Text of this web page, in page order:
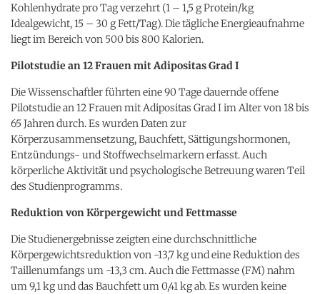
Kohlenhydrate pro Tag verzehrt (1 – 1,5 g Protein/kg
Idealgewicht, 15 – 30 g Fett/Tag). Die tägliche Energieaufnahme
liegt im Bereich von 500 bis 800 Kalorien.
Pilotstudie an 12 Frauen mit Adipositas Grad I
Die Wissenschaftler führten eine 90 Tage dauernde offene
Pilotstudie an 12 Frauen mit Adipositas Grad I im Alter von 18 bis
65 Jahren durch. Es wurden Daten zur
Körperzusammensetzung, Bauchfett, Sättigungshormonen,
Entzündungs- und Stoffwechselmarkern erfasst. Auch
körperliche Aktivität und psychologische Betreuung waren Teil
des Studienprogramms.
Reduktion vonKörpergewicht und Fettmasse
Die Studienergebnisse zeigten eine durchschnittliche
Körpergewichtsreduktion von -13,7 kg und eine Reduktion des
Taillenumfangs um -13,3 cm. Auch die Fettmasse (FM) nahm
um 9,1 kg und das Bauchfett um 0,41 kg ab. Es wurden keine